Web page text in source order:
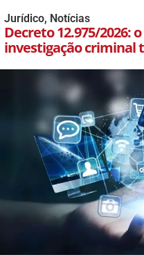
Jurídico, Notícias
Decreto 12.975/2026:
investigação criminal